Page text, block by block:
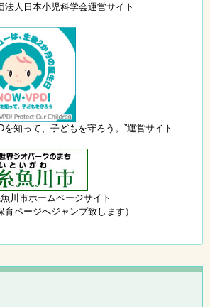
法人日本小児科学会運営サイト
を知って、子どもを守ろう。”運営サイト
川市ホームページサイト
育ページへジャンプ致します）